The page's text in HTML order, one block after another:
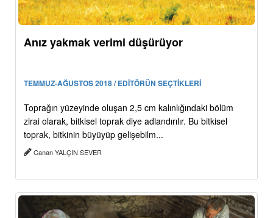
Anız yakmak verimi düşürüyor
TEMMUZ-AĞUSTOS 2018 / EDİTÖRÜN SEÇTİKLERİ
Toprağın yüzeyinde oluşan 2,5 cm kalınlığındaki bölüm
zirai olarak, bitkisel toprak diye adlandırılır. Bu bitkisel
toprak, bitkinin büyüyüp gelişebilm...
Canan YALÇIN SEVER